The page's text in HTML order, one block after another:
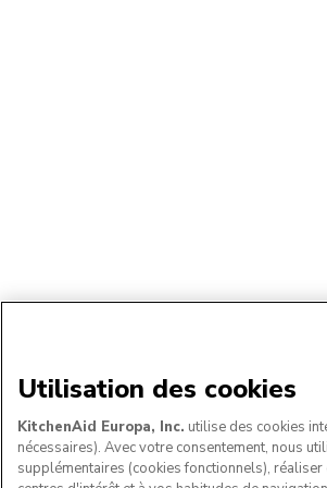
Utilisation des cookies
KitchenAid Europa, Inc. utilise des cookies
nécessaires). Avec votre consentement, nous
supplémentaires (cookies fonctionnels),